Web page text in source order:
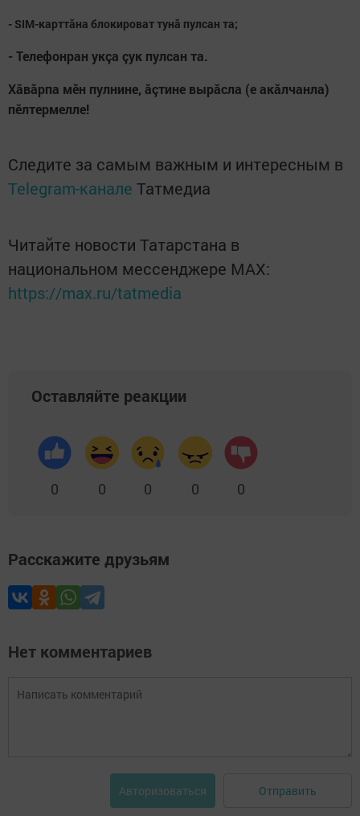
- SIM-карттăна блокироват тунă пулсан та;
- Телефонран укçа çук пулсан та.
Хăвăрпа мӗн пулнине, ăçтине вырăсла (е акăлчанла)
пӗлтермелле!
Следите за самым важным и интересным в
Telegram-канале Татмедиа
Читайте новости Татарстана в
национальном мессенджере MАХ:
https://max.ru/tatmedia
Оставляйте реакции
0 0 0 0 0
Расскажите друзьям
Нет комментариев
Авторизоваться Отправить